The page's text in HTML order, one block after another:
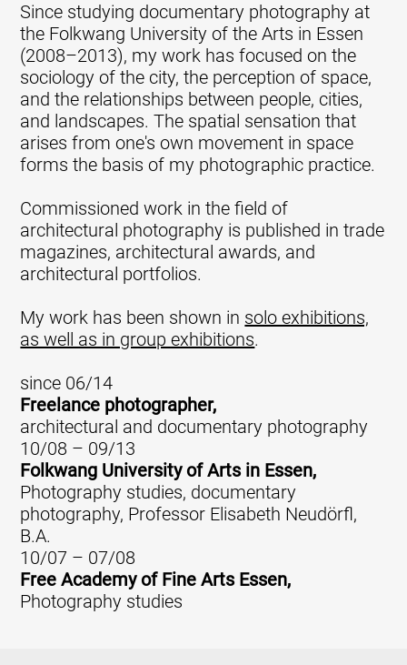
Since studying documentary photography at
the Folkwang University of the Arts in Essen
(2008–2013), my work has focused on the
sociology of the city, the perception of space,
and the relationships between people, cities,
and landscapes. The spatial sensation that
arises from one's own movement in space
forms the basis of my photographic practice.
Commissioned work in the field of
architectural photography is published in trade
magazines, architectural awards, and
architectural portfolios.
My work has been shown in solo exhibitions,
as well as in group exhibitions.
since 06/14
Freelance photographer,
architectural and documentary photography
10/08 – 09/13
Folkwang University of Arts in Essen,
Photography studies, documentary
photography, Professor Elisabeth Neudörfl,
B.A.
10/07 – 07/08
Free Academy of Fine Arts Essen,
Photography studies